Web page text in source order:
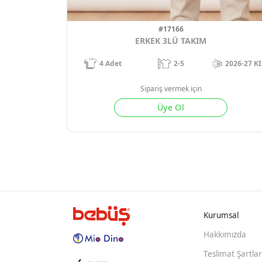
#17166
ERKEK 3LÜ TAKIM
4Adet 2-5 2026-27
Sipariş vermek için
Üye Ol